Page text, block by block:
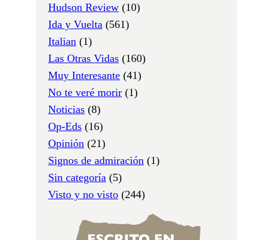
Hudson Review (10)
Ida y Vuelta (561)
Italian (1)
Las Otras Vidas (160)
Muy Interesante (41)
No te veré morir (1)
Noticias (8)
Op-Eds (16)
Opinión (21)
Signos de admiración (1)
Sin categoría (5)
Visto y no visto (244)